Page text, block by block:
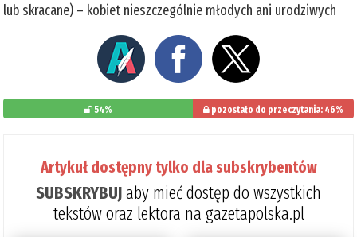
lub skracane) – kobiet nieszczególnie młodych ani urodziwych
54% pozostało do przeczytania: 46%
Artykuł dostępny tylko dla subskrybentów
SUBSKRYBUJaby mieć dostęp do wszystkich
tekstów oraz lektora na gazetapolska.pl